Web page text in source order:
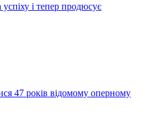
і тепер продюсує
47 років відомому оперному